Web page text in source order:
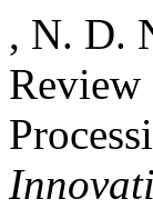
, N. D.